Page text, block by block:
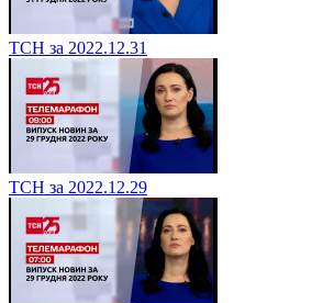
ТСН за 2022.12.31
ТСН за 2022.12.29